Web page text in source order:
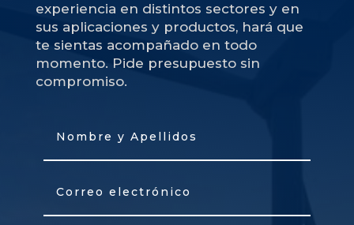
experiencia en distintos sectores y en
sus aplicaciones y productos, hará que
te sientas acompañado en todo
momento. Pide presupuesto sin
compromiso.